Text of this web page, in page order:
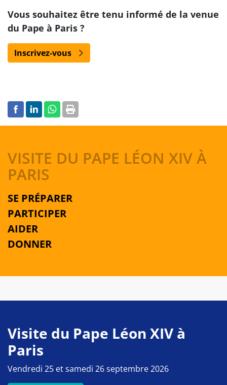
Vous souhaitez être tenu informé de la venue
du Pape à Paris ?
Inscrivez-vous
VISITE DU PAPE LÉON XIV À
PARIS
SE PRÉPARER
PARTICIPER
AIDER
DONNER
Visite du Pape Léon XIV à
Paris
Vendredi 25 et samedi 26 septembre 2026